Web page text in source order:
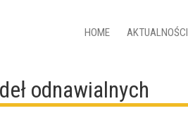
HOME AKTUALNOŚCI
odnawialnych